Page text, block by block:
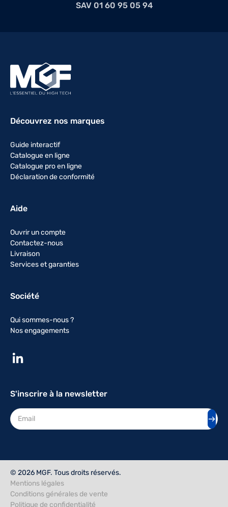
SAV 01 60 95 05 94
Découvrez nos marques
Guide interactif
Catalogue en ligne
Catalogue pro en ligne
Déclaration de conformité
Aide
Ouvrir un compte
Contactez-nous
Livraison
Services et garanties
Société
Qui sommes-nous ?
Nos engagements
S'inscrire à la newsletter
Adresse mail
© 2026 MGF. Tous droits réservés.
Mentions légales
Conditions générales de vente
Politique de confidentialité